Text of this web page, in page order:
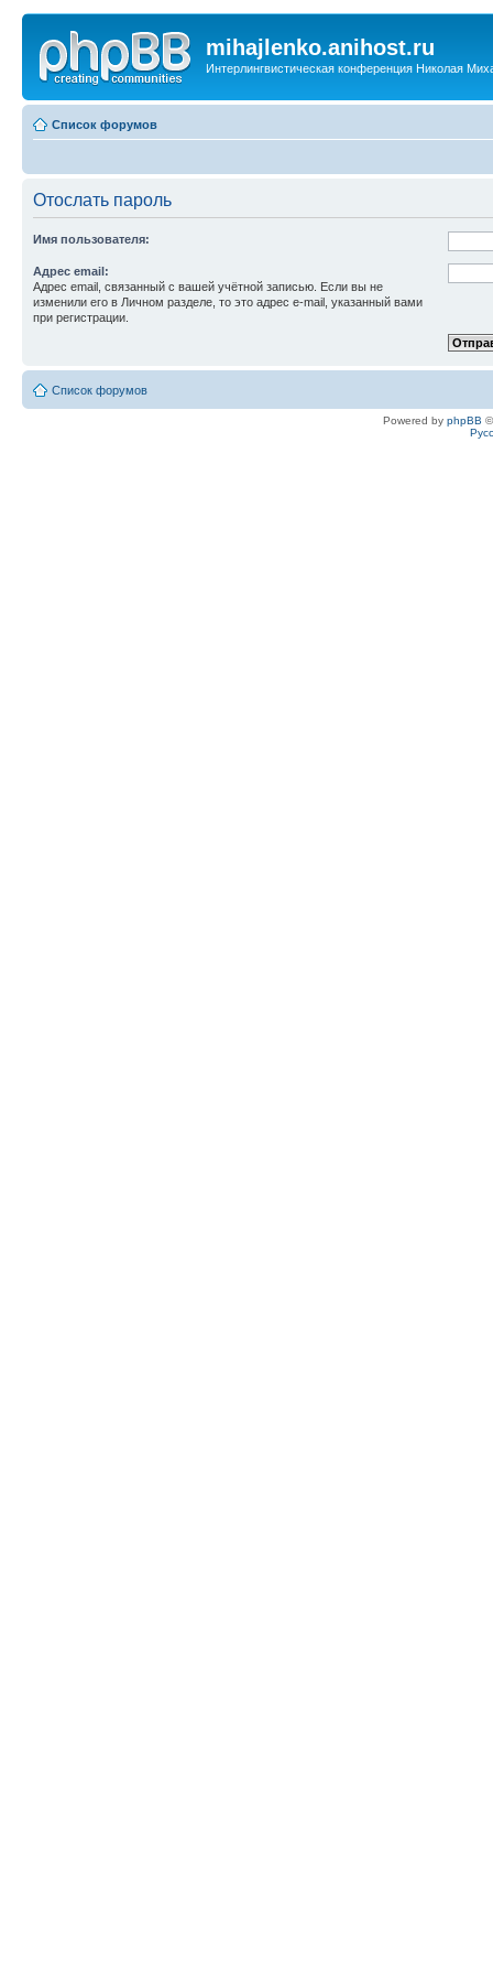
mihajlenko.anihost.ru
Интерлингвистическая конференция Николая
Список форумов
Отослать пароль
Имя пользователя:
Адрес email:
Адрес email, связанный с вашей учётной записью. Если вы не
изменили его в Личном разделе, то это адрес e-mail, указанный вами
при регистрации.
Список форумов
Powered by phpBB